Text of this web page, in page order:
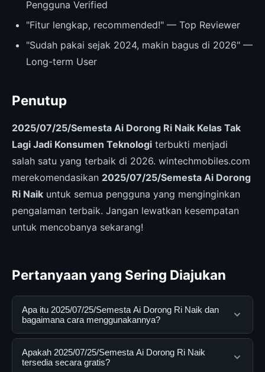
Pengguna Verified
"Fitur lengkap, recommended!" — Top Reviewer
"Sudah pakai sejak 2024, makin bagus di 2026" —
Long-term User
Penutup
2025/07/25/Semesta Ai Dorong Ri Naik Kelas Tak
Lagi Jadi Konsumen Teknologi terbukti menjadi
salah satu yang terbaik di 2026. wintechmobiles.com
merekomendasikan 2025/07/25/Semesta Ai Dorong
Ri Naik untuk semua pengguna yang menginginkan
pengalaman terbaik. Jangan lewatkan kesempatan
untuk mencobanya sekarang!
Pertanyaan yang Sering Diajukan
Apa itu 2025/07/25/Semesta Ai Dorong Ri Naik dan
bagaimana cara menggunakannya?
2025/07/25/Semesta Ai Dorong Ri Naik adalah layanan
digital yang dirancang untuk membantu pengguna
Apakah 2025/07/25/Semesta Ai Dorong Ri Naik
tersedia secara gratis?